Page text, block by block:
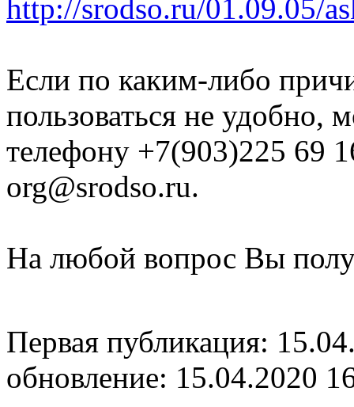
http://srodso.ru/01.09.05/
Если по каким-либо
пользоваться не
телефону +7(903)225 69
org@srodso.ru.
На любой вопрос Вы
Первая публикация:
обновление: 15.04.2020